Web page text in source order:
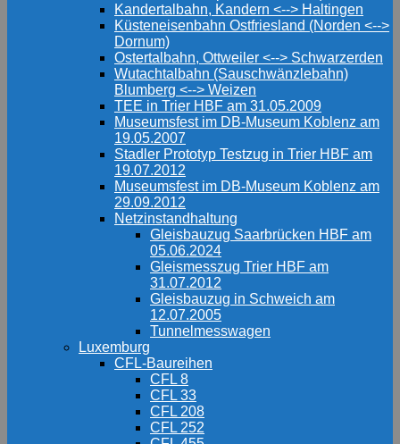
Kandertalbahn, Kandern <--> Haltingen
Küsteneisenbahn Ostfriesland (Norden <-->
Dornum)
Ostertalbahn, Ottweiler <--> Schwarzerden
Wutachtalbahn (Sauschwänzlebahn)
Blumberg <--> Weizen
TEE in Trier HBF am 31.05.2009
Museumsfest im DB-Museum Koblenz am
19.05.2007
Stadler Prototyp Testzug in Trier HBF am
19.07.2012
Museumsfest im DB-Museum Koblenz am
29.09.2012
Netzinstandhaltung
Gleisbauzug Saarbrücken HBF am
05.06.2024
Gleismesszug Trier HBF am
31.07.2012
Gleisbauzug in Schweich am
12.07.2005
Tunnelmesswagen
Luxemburg
CFL-Baureihen
CFL 8
CFL 33
CFL 208
CFL 252